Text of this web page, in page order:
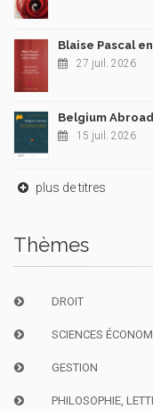
Blaise Pascal
27 juil. 2026
Belgium Abroad
15 juil. 2026
plus de titres
Thèmes
DROIT
SCIENCES
GESTION
PHILOSOPHIE,